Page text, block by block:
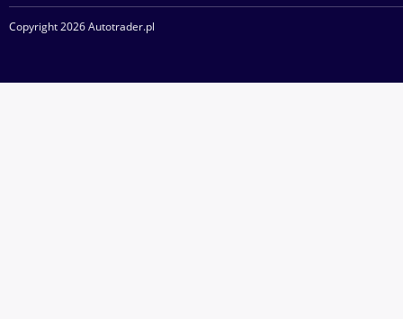
Copyright 2026 Autotrader.pl